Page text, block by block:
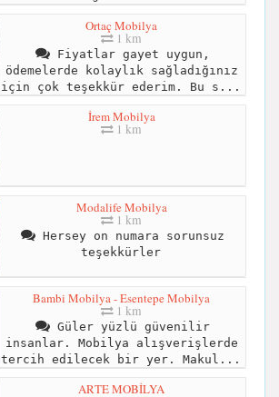
Ortaç Mobilya
1 km
Fiyatlar gayet uygun,
ödemelerde kolaylık sağladığınız
için çok teşekkür ederim. Bu s...
İrem Mobilya
1 km
Modalife Mobilya
1 km
Hersey on numara sorunsuz
teşekkürler
Bambi Mobilya - Esentepe Mobilya
1 km
Güler yüzlü güvenilir
insanlar. Mobilya alışverişlerde
tercih edilecek bir yer. Makul...
ARTE MOBİLYA